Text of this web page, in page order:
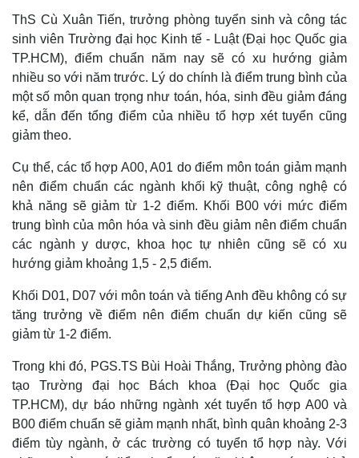
Kinh tế
Bất động sản
Khởi nghiệp
Thị trường
Giá vàng
Tiêu dùng
Tỷ giá
Chứng khoán
Giá cà phê
ThS Cù Xuân Tiến, trưởng phòng tuyển sinh và công tác
sinh viên Trường đại học Kinh tế - Luật (Đại học Quốc gia
TP.HCM), điểm chuẩn năm nay sẽ có xu hướng giảm
nhiều so với năm trước. Lý do chính là điểm trung bình của
một số môn quan trọng như toán, hóa, sinh đều giảm đáng
kể, dẫn đến tổng điểm của nhiều tổ hợp xét tuyển cũng
giảm theo.
Cụ thể, các tổ hợp A00, A01 do điểm môn toán giảm mạnh
nên điểm chuẩn các ngành khối kỹ thuật, công nghệ có
khả năng sẽ giảm từ 1-2 điểm. Khối B00 với mức điểm
trung bình của môn hóa và sinh đều giảm nên điểm chuẩn
các ngành y dược, khoa học tự nhiên cũng sẽ có xu
hướng giảm khoảng 1,5 - 2,5 điểm.
Khối D01, D07 với môn toán và tiếng Anh đều không có sự
tăng trưởng về điểm nên điểm chuẩn dự kiến cũng sẽ
giảm từ 1-2 điểm.
Trong khi đó, PGS.TS Bùi Hoài Thắng, Trưởng phòng đào
tạo Trường đại học Bách khoa (Đại học Quốc gia
TP.HCM), dự báo những ngành xét tuyển tổ hợp A00 và
B00 điểm chuẩn sẽ giảm mạnh nhất, bình quân khoảng 2-3
điểm tùy ngành, ở các trường có tuyển tổ hợp này. Với